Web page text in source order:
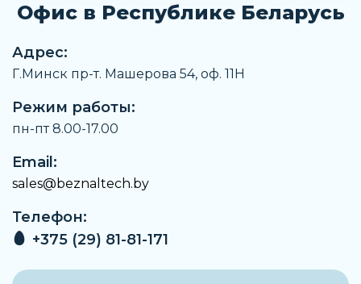
Длина кабеля
Цвет корпуса
Черный
Артикул
K8DT-LS1CA
Производитель
17,5 мм
Рабочая среда
Обычная очищенная вода, Сточные воды
Офис в Республике Беларусь
Адрес:
Г.Минск пр-т. Машерова 54, оф. 11H
Режим работы:
пн-пт 8.00-17.00
Email:
sales@beznaltech.by
Телефон:
+375 (29) 81-81-171